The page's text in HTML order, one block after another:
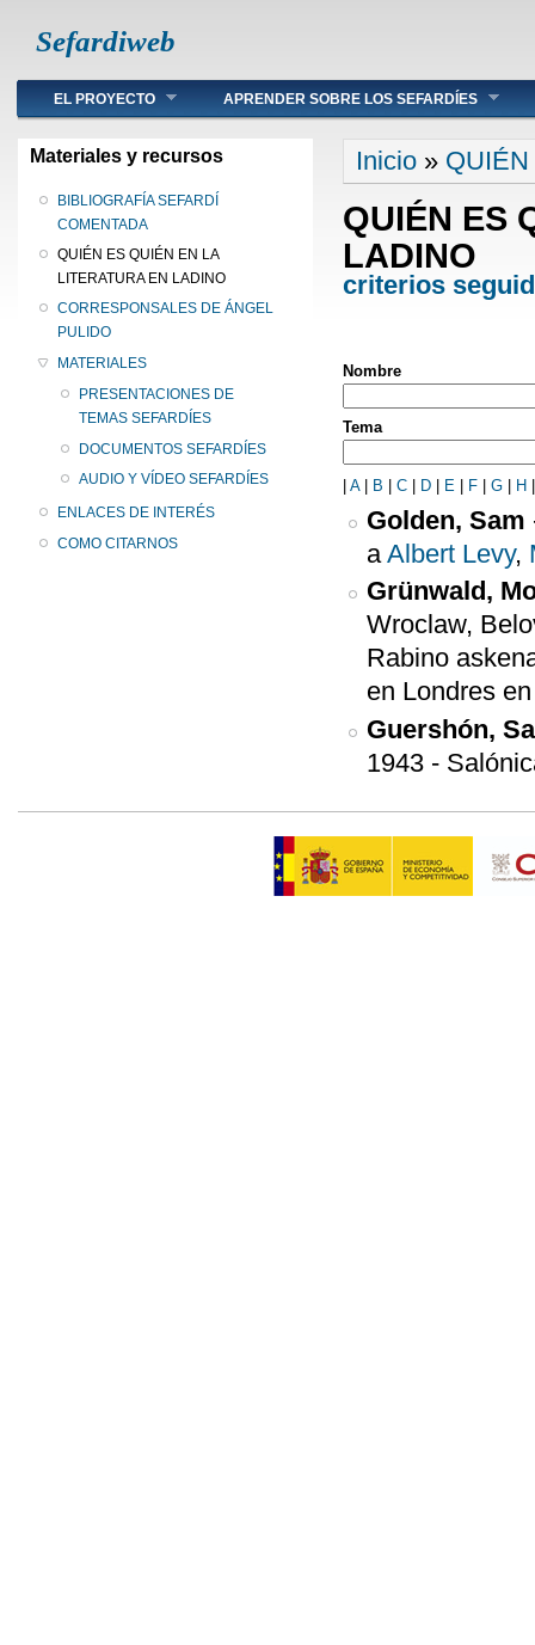
Sefardiweb
Main menu
EL PROYECTO APRENDER SOBRE LOS SEFARDÍES
Materiales y recursos
BIBLIOGRAFÍA SEFARDÍ
COMENTADA
QUIÉN ES QUIÉN EN LA
LITERATURA EN LADINO
CORRESPONSALES DE ÁNGEL
PULIDO
MATERIALES
PRESENTACIONES DE
TEMAS SEFARDÍES
DOCUMENTOS SEFARDÍES
AUDIO Y VÍDEO SEFARDÍES
ENLACES DE INTERÉS
COMO CITARNOS
Se encuentra
Inicio »
QUIÉN ES
LADINO
criterios
Nombre
Tema
A B C D E F G H
Golden, Sam
aAlbert Levy,
Grünwald,
Wroclaw,
Rabino
en Londres
Guershón,
1943 -